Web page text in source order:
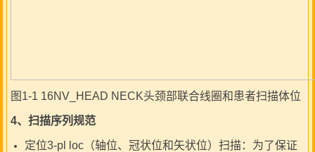
图1-1 16NV_HEAD NECK头颈部联合线圈和患者扫描体位
4、扫描序列规范
定位3-pl loc（轴位、冠状位和矢状位）扫描：为了保证